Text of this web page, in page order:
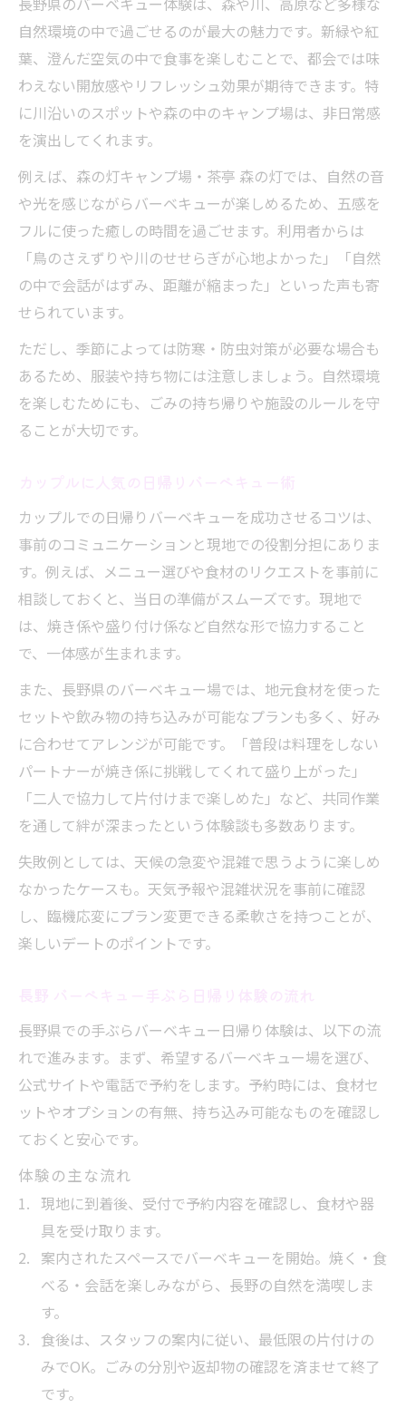
自然環境の中で過ごせるのが最大の魅力です。新緑や紅
葉、澄んだ空気の中で食事を楽しむことで、都会では味
わえない開放感やリフレッシュ効果が期待できます。特
に川沿いのスポットや森の中のキャンプ場は、非日常感
を演出してくれます。
例えば、森の灯キャンプ場・茶亭 森の灯では、自然の音
や光を感じながらバーベキューが楽しめるため、五感を
フルに使った癒しの時間を過ごせます。利用者からは
「鳥のさえずりや川のせせらぎが心地よかった」「自然
の中で会話がはずみ、距離が縮まった」といった声も寄
せられています。
ただし、季節によっては防寒・防虫対策が必要な場合も
あるため、服装や持ち物には注意しましょう。自然環境
を楽しむためにも、ごみの持ち帰りや施設のルールを守
ることが大切です。
カップルでの日帰りバーベキューを成功させるコツは、
事前のコミュニケーションと現地での役割分担にありま
す。例えば、メニュー選びや食材のリクエストを事前に
相談しておくと、当日の準備がスムーズです。現地で
は、焼き係や盛り付け係など自然な形で協力すること
で、一体感が生まれます。
また、長野県のバーベキュー場では、地元食材を使った
セットや飲み物の持ち込みが可能なプランも多く、好み
に合わせてアレンジが可能です。「普段は料理をしない
パートナーが焼き係に挑戦してくれて盛り上がった」
「二人で協力して片付けまで楽しめた」など、共同作業
を通して絆が深まったという体験談も多数あります。
失敗例としては、天候の急変や混雑で思うように楽しめ
なかったケースも。天気予報や混雑状況を事前に確認
し、臨機応変にプラン変更できる柔軟さを持つことが、
楽しいデートのポイントです。
長野県での手ぶらバーベキュー日帰り体験は、以下の流
れで進みます。まず、希望するバーベキュー場を選び、
公式サイトや電話で予約をします。予約時には、食材セ
ットやオプションの有無、持ち込み可能なものを確認し
ておくと安心です。
体験の主な流れ
現地に到着後、受付で予約内容を確認し、食材や器
具を受け取ります。
案内されたスペースでバーベキューを開始。焼く・食
べる・会話を楽しみながら、長野の自然を満喫しま
す。
食後は、スタッフの案内に従い、最低限の片付けの
みでOK。ごみの分別や返却物の確認を済ませて終了
です。